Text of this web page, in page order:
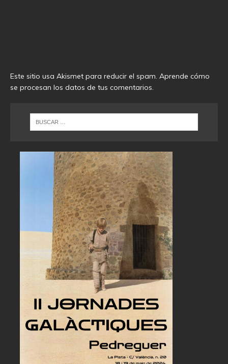
Este sitio usa Akismet para reducir el spam. Aprende cómo
se procesan los datos de tus comentarios.